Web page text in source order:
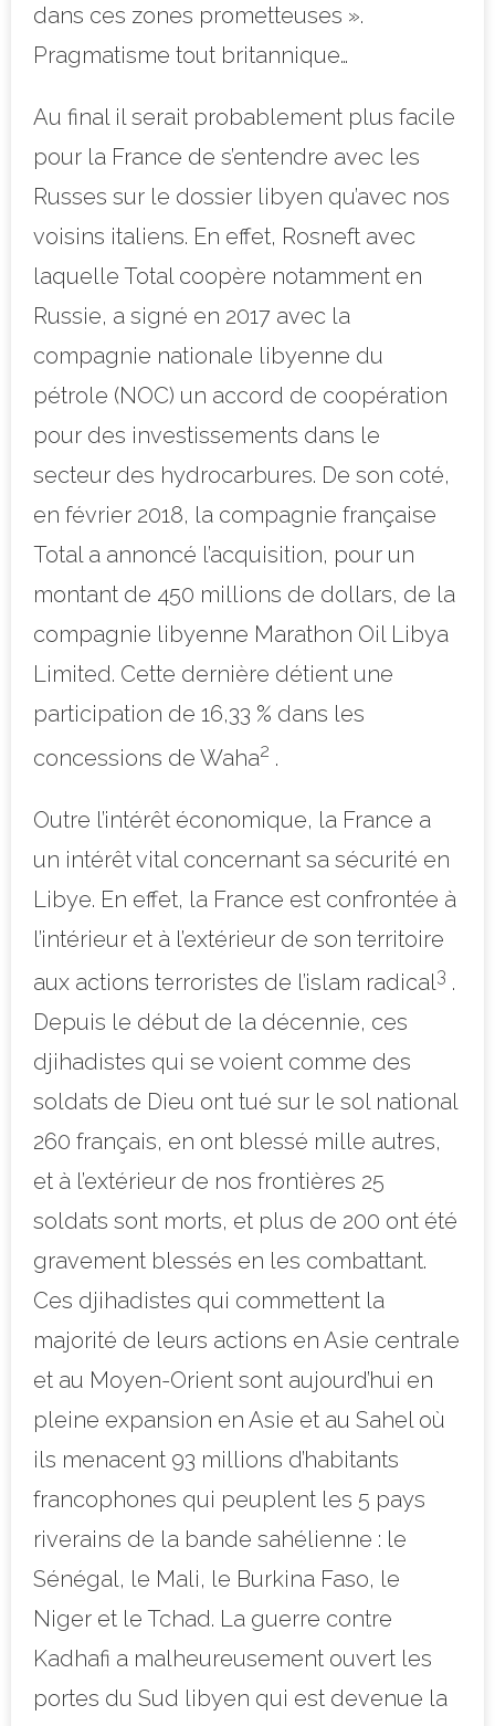
dans ces zones prometteuses ».
Pragmatisme tout britannique…
Au final il serait probablement plus facile
pour la France de s’entendre avec les
Russes sur le dossier libyen qu’avec nos
voisins italiens. En effet, Rosneft avec
laquelle Total coopère notamment en
Russie, a signé en 2017 avec la
compagnie nationale libyenne du
pétrole (NOC) un accord de coopération
pour des investissements dans le
secteur des hydrocarbures. De son coté,
en février 2018, la compagnie française
Totala annoncé l’acquisition, pour un
montant de 450 millions de dollars, de la
compagnie libyenne Marathon Oil Libya
Limited. Cette dernière détient une
participation de 16,33 % dans les
concessions de Waha2 .
Outre l’intérêt économique, la France a
un intérêt vital concernant sa sécurité en
Libye. En effet, la France est confrontée à
l’intérieur et à l’extérieur de son territoire
aux actions terroristes de l’islam radical3 .
Depuis le début de la décennie, ces
djihadistes qui se voient comme des
soldats de Dieu ont tué sur le sol national
260 français, en ont blessé mille autres,
et à l’extérieur de nos frontières 25
soldats sont morts, et plus de 200 ont été
gravement blessés en les combattant.
Ces djihadistes qui commettent la
majorité de leurs actions en Asie centrale
et au Moyen-Orient sont aujourd’hui en
pleine expansion en Asie et au Sahel où
ils menacent 93 millions d’habitants
francophones qui peuplent les 5 pays
riverains de la bande sahélienne : le
Sénégal, le Mali, le Burkina Faso, le
Niger et le Tchad. La guerre contre
Kadhafi a malheureusement ouvert les
portes du Sud libyen qui est devenue la